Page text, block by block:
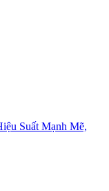
Suất Mạnh Mẽ,